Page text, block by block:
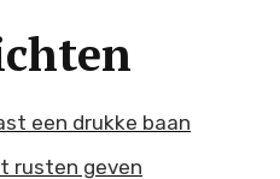
een drukke baan
rusten geven